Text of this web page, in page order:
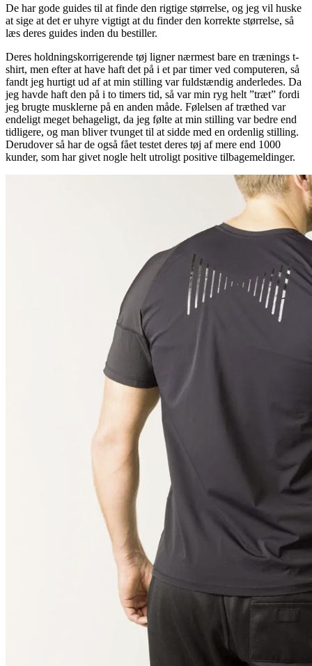
De har gode guides til at finde den rigtige størrelse, og jeg vil huske
at sige at det er uhyre vigtigt at du finder den korrekte størrelse, så
læs deres guides inden du bestiller.
Deres holdningskorrigerende tøj ligner nærmest bare en trænings t-
shirt, men efter at have haft det på i et par timer ved computeren, så
fandt jeg hurtigt ud af at min stilling var fuldstændig anderledes. Da
jeg havde haft den på i to timers tid, så var min ryg helt ”træt” fordi
jeg brugte musklerne på en anden måde. Følelsen af træthed var
endeligt meget behageligt, da jeg følte at min stilling var bedre end
tidligere, og man bliver tvunget til at sidde med en ordenlig stilling.
Derudover så har de også fået testet deres tøj af mere end 1000
kunder, som har givet nogle helt utroligt positive tilbagemeldinger.